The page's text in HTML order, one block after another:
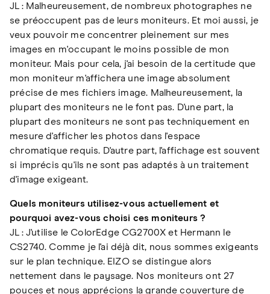
JL : Malheureusement, de nombreux photographes ne
se préoccupent pas de leurs moniteurs. Et moi aussi, je
veux pouvoir me concentrer pleinement sur mes
images en m'occupant le moins possible de mon
moniteur. Mais pour cela, j'ai besoin de la certitude que
mon moniteur m'affichera une image absolument
précise de mes fichiers image. Malheureusement, la
plupart des moniteurs ne le font pas. D'une part, la
plupart des moniteurs ne sont pas techniquement en
mesure d'afficher les photos dans l'espace
chromatique requis. D'autre part, l'affichage est souvent
si imprécis qu'ils ne sont pas adaptés à un traitement
d'image exigeant.
Quels moniteurs utilisez-vous actuellement et
pourquoi avez-vous choisi ces moniteurs ?
JL : J'utilise le ColorEdge CG2700X et Hermann le
CS2740. Comme je l'ai déjà dit, nous sommes exigeants
sur le plan technique. EIZO se distingue alors
nettement dans le paysage. Nos moniteurs ont 27
pouces et nous apprécions la grande couverture de